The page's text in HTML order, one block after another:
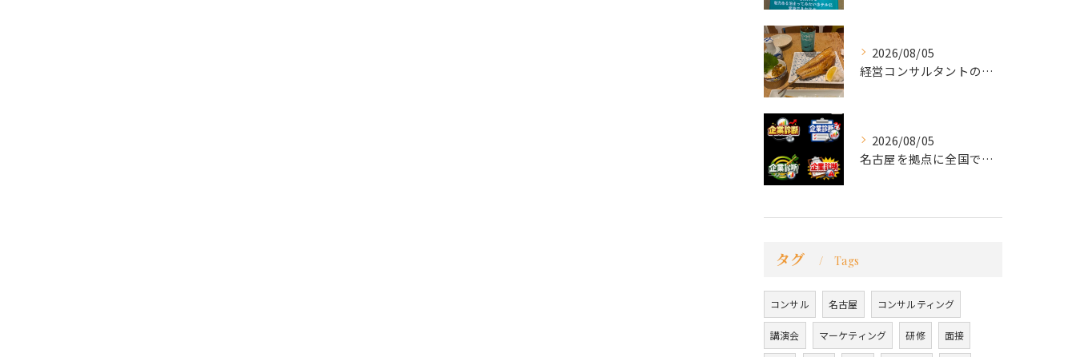
2026/08/05
経営コンサルタントのモーちゃん・毛利京申です。
2026/08/05
名古屋を拠点に全国で活動する 経営コンサルタントの 毛利京申...
タグ Tags
コンサル 名古屋 コンサルティング
講演会 マーケティング 研修 面接